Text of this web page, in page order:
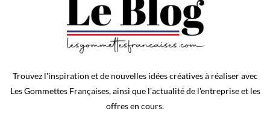
Trouvez l'inspiration et de nouvelles idées créatives à réaliser avec
Les Gommettes Françaises, ainsi que l'actualité de l'entreprise et les
offres en cours.